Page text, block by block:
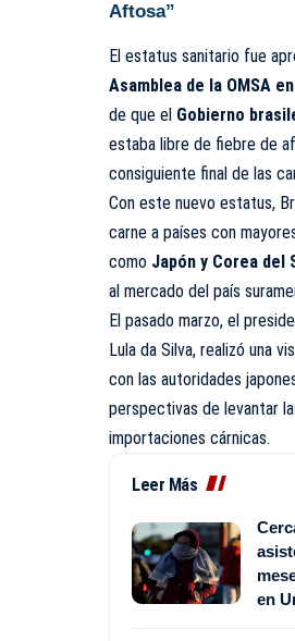
Aftosa”
El estatus sanitario fue
Asamblea de la OMSA
de que el Gobierno
estaba libre de fiebre de
consiguiente final de las
Con este nuevo estatus,
carne a países con
como Japón y Corea del
al mercado del país
El pasado marzo, el
Lula da Silva, realizó una
con las autoridades
perspectivas de levantar
importaciones cárnicas.
Leer Más
en